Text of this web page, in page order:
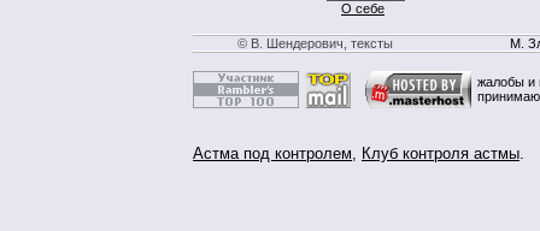
О себе
© В. Шендерович, тексты М.
жалобы и
Астма под контролем, Клуб контроля астмы.